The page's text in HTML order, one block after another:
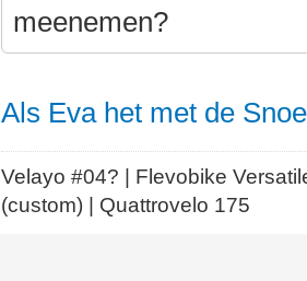
meenemen?
Als Eva het met de
Velayo #04? | Flevobike
(custom) | Quattrovelo 175